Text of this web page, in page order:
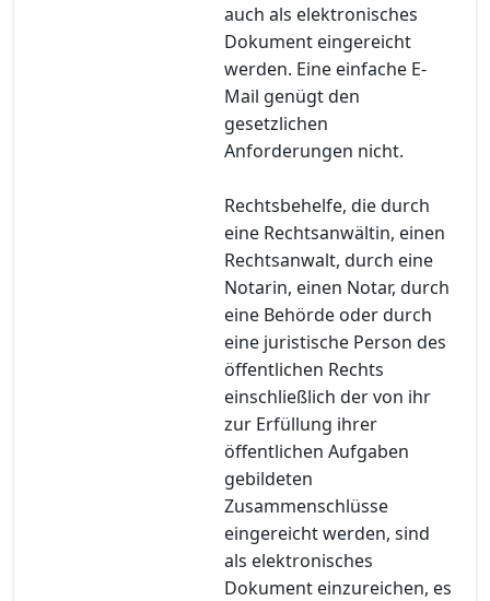
auch als elektronisches
Dokument eingereicht
werden. Eine einfache E-
Mail genügt den
gesetzlichen
Anforderungen nicht.
Rechtsbehelfe, die durch
eine Rechtsanwältin, einen
Rechtsanwalt, durch eine
Notarin, einen Notar, durch
eine Behörde oder durch
eine juristische Person des
öffentlichen Rechts
einschließlich der von ihr
zur Erfüllung ihrer
öffentlichen Aufgaben
gebildeten
Zusammenschlüsse
eingereicht werden, sind
als elektronisches
Dokument einzureichen, es